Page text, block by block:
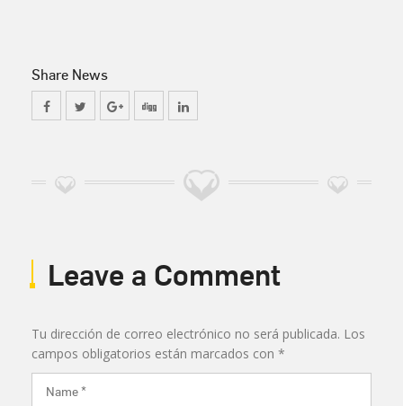
Share News
Leave a Comment
Tu dirección de correo electrónico no será publicada. Los
campos obligatorios están marcados con *